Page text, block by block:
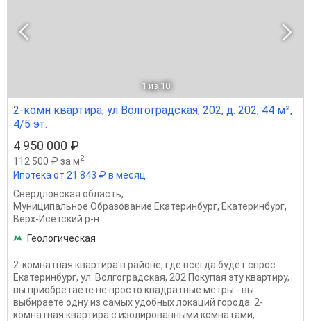
1 из 10
2-комн квартира, ул Волгоградская, 202, д. 202, 44 м²,
4/5 эт.
4 950 000 ₽
112 500 ₽ за м2
Ипотека от 21 843 ₽ в месяц
Свердловская область,
Муниципальное Образование Екатеринбург, Екатеринбург,
Верх-Исетский р-н
Геологическая
2-комнатная квартира в районе, где всегда будет спрос
Екатеринбург, ул. Волгоградская, 202 Покупая эту квартиру,
вы приобретаете не просто квадратные метры - вы
выбираете одну из самых удобных локаций города. 2-
комнатная квартира с изолированными комнатами,...